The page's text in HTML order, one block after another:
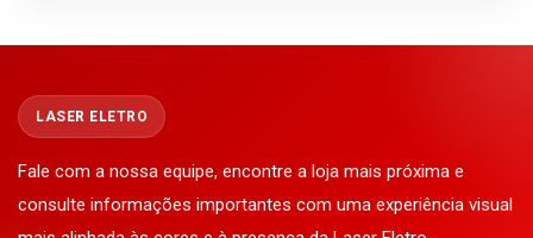
LASER ELETRO
Fale com a nossa equipe, encontre a loja mais próxima e
consulte informações importantes com uma experiência visual